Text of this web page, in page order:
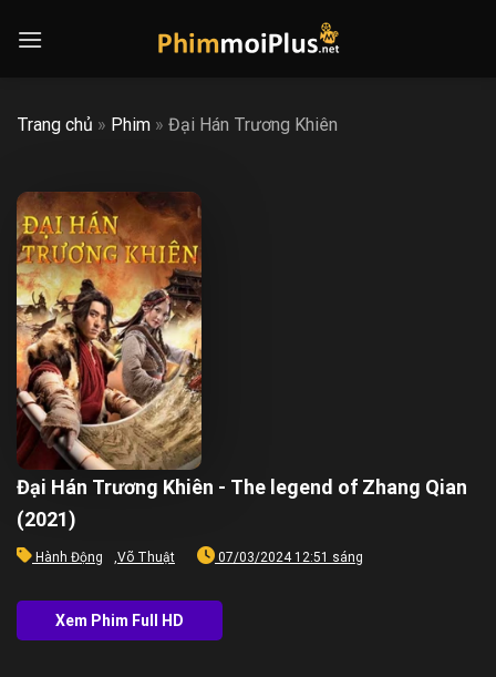
Trang chủ » Phim » Đại Hán Trương Khiên
Đại Hán Trương Khiên - The legend of Zhang Qian
(2021)
Hành Động ,Võ Thuật 07/03/2024 12:51 sáng